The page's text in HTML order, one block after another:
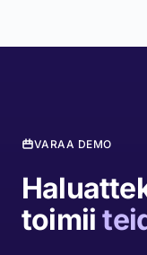
VARAA DEMO
toimii